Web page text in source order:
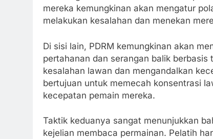
mereka kemungkinan akan mengatur
melakukan kesalahan dan menekan
Di sisi lain, PDRM kemungkinan akan
pertahanan dan serangan balik
kesalahan lawan dan mengandalkan
bertujuan untuk memecah konsentrasi
kecepatan pemain mereka.
Taktik keduanya sangat menunjukkan
kejelian membaca permainan. Pelatih